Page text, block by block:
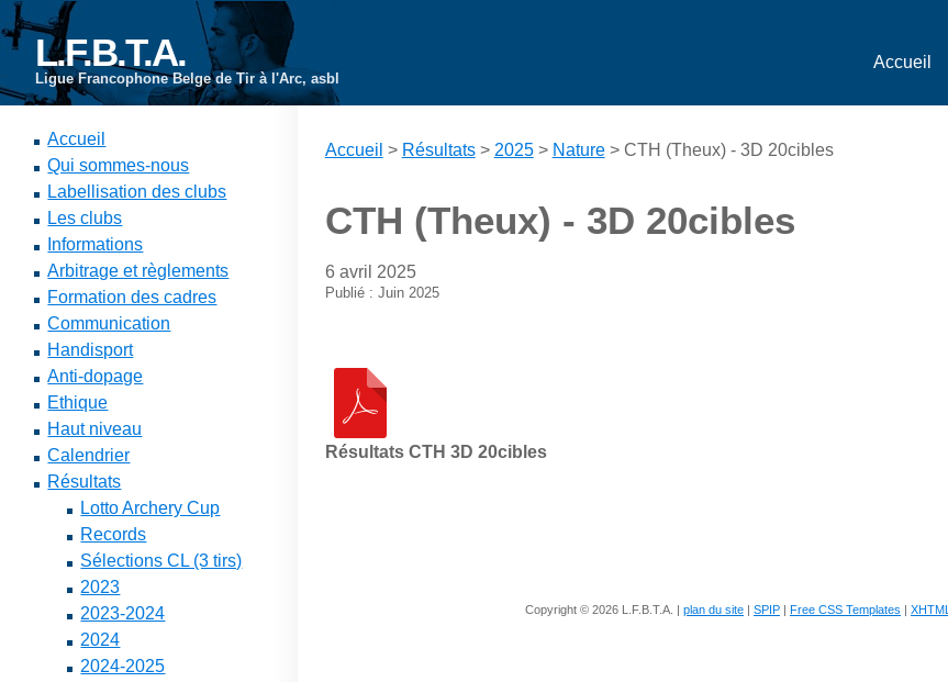
L.F.B.T.A.
Ligue Francophone Belge de Tir à l'Arc, asbl
Accueil
Accueil
Qui sommes-nous
Labellisation des clubs
Les clubs
Informations
Arbitrage et règlements
Formation des cadres
Communication
Handisport
Anti-dopage
Ethique
Haut niveau
Calendrier
Résultats
Lotto Archery Cup
Records
Sélections CL (3 tirs)
2023
2023-2024
2024
2024-2025
Accueil > Résultats> 2025> Nature> CTH (Theux) - 3D 20cibles
CTH (Theux) - 3D 20cibles
6 avril 2025
Publié : Juin 2025
Résultats CTH 3D 20cibles
Copyright © 2026 L.F.B.T.A. | plan du site | SPIP | Free CSS Templates | XHTML